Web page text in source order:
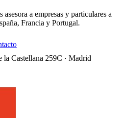
a empresas y particulares a
Francia y Portugal.
la Castellana 259C · Madrid